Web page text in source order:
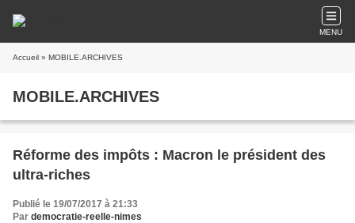
MENU
Accueil » MOBILE.ARCHIVES
MOBILE.ARCHIVES
Réforme des impôts : Macron le président des
ultra-riches
Publié le 19/07/2017 à 21:33
Par democratie-reelle-nimes